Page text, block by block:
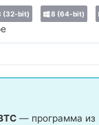
(32-bit) 8 (64-bit)
— программа из